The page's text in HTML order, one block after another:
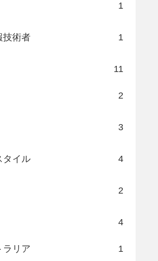
1
技術者 1
11
2
3
タイル 4
2
4
ラリア 1